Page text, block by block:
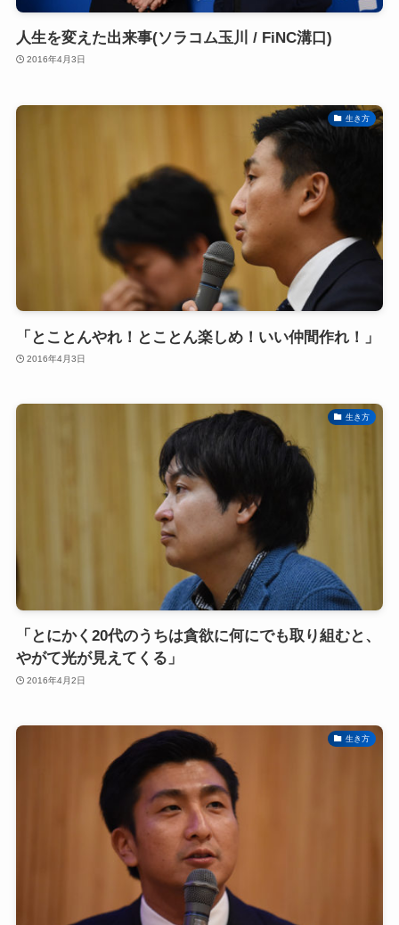
人生を変えた出来事(ソラコム玉川 / FiNC溝口)
2016年4月3日
生き方
「とことんやれ！とことん楽しめ！いい仲間作れ！」
2016年4月3日
生き方
「とにかく20代のうちは貪欲に何にでも取り組むと、
やがて光が見えてくる」
2016年4月2日
生き方